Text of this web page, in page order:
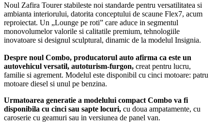
Noul Zafira Tourer stabileste noi standarde pentru versatilitatea si
ambianta interiorului, datorita conceptului de scaune Flex7, acum
reproiectat. Un „Lounge pe roti” care aduce in segmentul
monovolumelor valorile si calitatile premium, tehnologiile
inovatoare si designul sculptural, dinamic de la modelul Insignia.
Despre noul Combo, producatorul auto afirma ca este un
autovehicul versatil, autoturism-furgon, creat pentru lucru,
familie si agrement. Modelul este disponibil cu cinci motoare: patru
motoare diesel si unul pe benzina.
Urmatoarea generatie a modelului compact Combo va fi
disponibila cu cinci sau sapte locuri, cu doua ampatamente, cu
caroserie cu geamuri sau in versiunea de panel van.